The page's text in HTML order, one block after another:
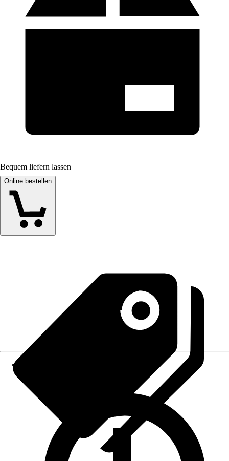
Bequem liefern lassen
Online bestellen